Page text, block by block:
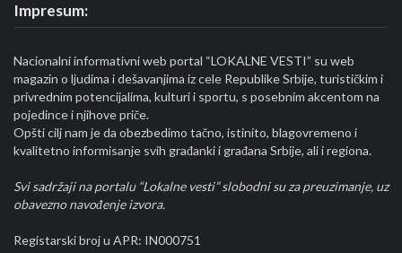
Impresum:
Nacionalni informativni web portal “LOKALNE VESTI” su web
magazin o ljudima i dešavanjima iz cele Republike Srbije, turističkim i
privrednim potencijalima, kulturi i sportu, s posebnim akcentom na
pojedince i njihove priče.
Opšti cilj nam je da obezbedimo tačno, istinito, blagovremeno i
kvalitetno informisanje svih građanki i građana Srbije, ali i regiona.
Svi sadržaji na portalu “Lokalne vesti” slobodni su za preuzimanje, uz
obavezno navođenje izvora.
Registarski broj u APR: IN000751